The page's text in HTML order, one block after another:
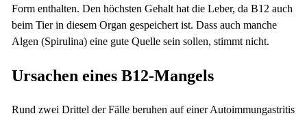
Form enthalten. Den höchsten Gehalt hat die Leber, da B12 auch
beim Tier in diesem Organ gespeichert ist. Dass auch manche
Algen (Spirulina) eine gute Quelle sein sollen, stimmt nicht.
Ursachen eines B12-Mangels
Rund zwei Drittel der Fälle beruhen auf einer Autoimmungastritis